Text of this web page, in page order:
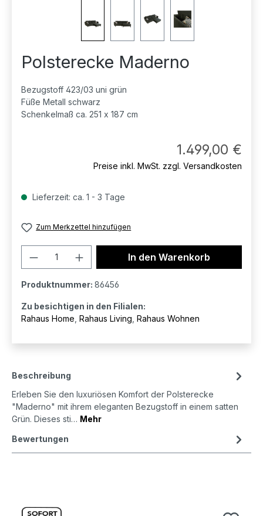
Polsterecke Maderno
Bezugstoff 423/03 uni grün
Füße Metall schwarz
Schenkelmaß ca. 251 x 187 cm
1.499,00 €
Preise inkl. MwSt. zzgl. Versandkosten
Lieferzeit: ca. 1 - 3 Tage
Zum Merkzettel hinzufügen
Produkt Anzahl: Gib den
In den Warenkorb
Produktnummer: 86456
Zu besichtigen in den Filialen:
Rahaus Home Rahaus Living Rahaus Wohnen
Beschreibung
Erleben Sie den luxuriösen Komfort der Polsterecke
"Maderno" mit ihrem eleganten Bezugstoff in einem satten
Grün. Dieses sti… Mehr
Bewertungen